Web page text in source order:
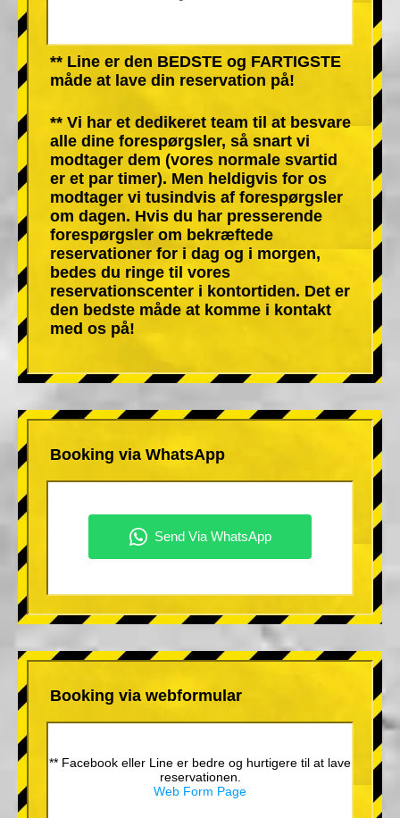
** Line er den BEDSTE og FARTIGSTE
måde at lave din reservation på!
** Vi har et dedikeret team til at besvare
alle dine forespørgsler, så snart vi
modtager dem (vores normale svartid
er et par timer). Men heldigvis for os
modtager vi tusindvis af forespørgsler
om dagen. Hvis du har presserende
forespørgsler om bekræftede
reservationer for i dag og i morgen,
bedes du ringe til vores
reservationscenter i kontortiden. Det er
den bedste måde at komme i kontakt
med os på!
Booking via WhatsApp
Booking via webformular
** Facebook eller Line er bedre og hurtigere til at lave
reservationen.
Web Form Page